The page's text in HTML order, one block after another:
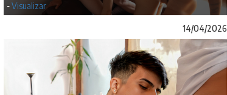
-Visualizar
14/04/2026